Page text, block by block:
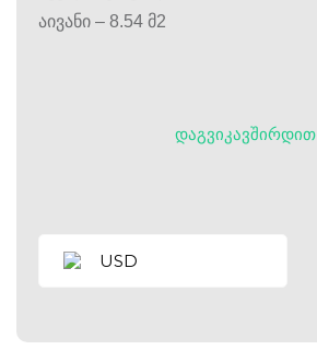
აივანი – 8.54 მ2
ᲓᲐᲒᲕᲘᲙᲐᲕᲨᲘᲠᲓᲘᲗ
USD